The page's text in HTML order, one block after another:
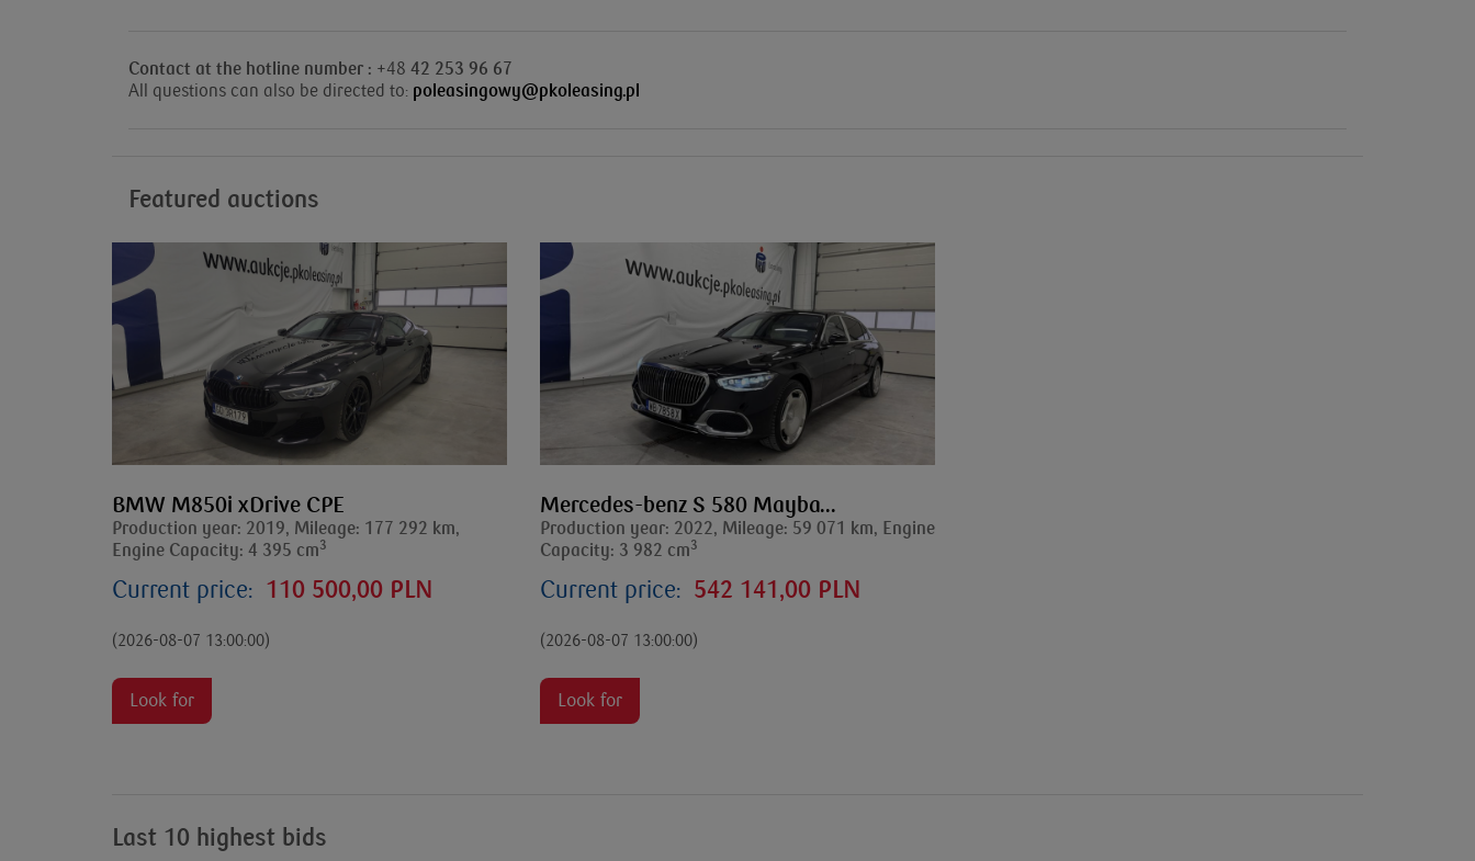
Contact at the hotline number : +48 42 253 96 67
All questions can also be directed to: poleasingowy@pkoleasing.pl
Featured auctions
BMW M850i xDrive CPE
Production year: 2019, Mileage: 177 292 km,
Engine Capacity: 4 395 cm3
Current price: 110 500,00 PLN
(2026-08-07 13:00:00)
Look for
Mercedes-benz S 580 Mayba...
Production year: 2022, Mileage: 59 071 km, Engine
Capacity: 3 982 cm3
Current price: 542 141,00 PLN
(2026-08-07 13:00:00)
Look for
Last 10 highest bids